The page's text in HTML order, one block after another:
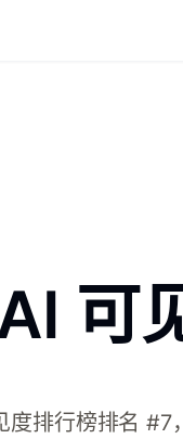
可
排行榜排名 #7